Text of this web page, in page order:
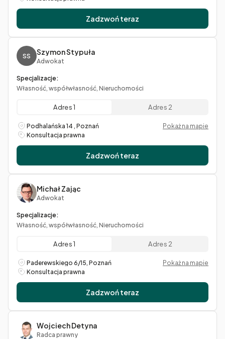
Zadzwoń teraz
SS Szymon Stypuła
Adwokat
Specjalizacje:
Własność, współwłasność, Nieruchomości
Adres 1 Adres 2
Podhalańska 14 , Poznań
Pokaż na mapie
Konsultacja prawna
Zadzwoń teraz
Michał Zając
Adwokat
Specjalizacje:
Własność, współwłasność, Nieruchomości
Adres 1 Adres 2
Paderewskiego 6/15, Poznań
Pokaż na mapie
Konsultacja prawna
Zadzwoń teraz
Wojciech Detyna
Radca prawny